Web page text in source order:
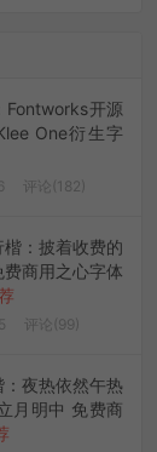
Fontworks开源
One衍生字
评论(182)
：披着收费的
费商用之心字体
评论(99)
夜热依然午热
月明中 免费商